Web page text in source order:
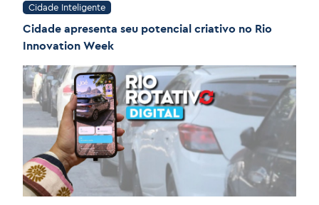
Cidade Inteligente
Cidade apresenta seu potencial criativo no Rio
Innovation Week